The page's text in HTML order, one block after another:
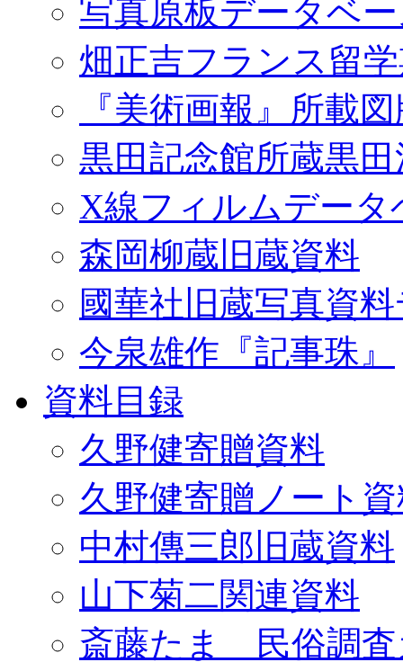
写真原板データベ
畑正吉フランス留
『美術画報』所載
黒田記念館所蔵黒
X線フィルムデータ
森岡柳蔵旧蔵資料
國華社旧蔵写真資
今泉雄作『記事珠』
資料目録
久野健寄贈資料
久野健寄贈ノート
中村傳三郎旧蔵資料
山下菊二関連資料
斎藤たま 民俗調査